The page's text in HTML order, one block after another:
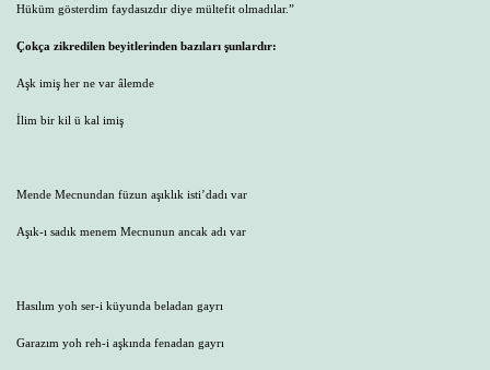
Hüküm gösterdim faydasızdır diye mültefit olmadılar.”
Çokça zikredilen beyitlerinden bazıları şunlardır:
Aşk imiş her ne var âlemde
İlim bir kil ü kal imiş
Mende Mecnundan füzun aşıklık isti’dadı var
Aşık-ı sadık menem Mecnunun ancak adı var
Hasılım yoh ser-i küyunda beladan gayrı
Garazım yoh reh-i aşkında fenadan gayrı